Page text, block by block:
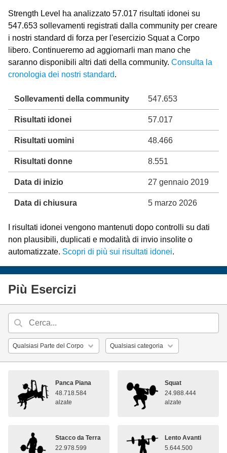
Strength Level ha analizzato 57.017 risultati idonei su
547.653 sollevamenti registrati dalla community per creare
i nostri standard di forza per l'esercizio Squat a Corpo
libero. Continueremo ad aggiornarli man mano che
saranno disponibili altri dati della community. Consulta la
cronologia dei nostri standard.
Sollevamenti della community 547.653
Risultati idonei 57.017
Risultati uomini 48.466
Risultati donne 8.551
Data di inizio 27 gennaio 2019
Data di chiusura 5 marzo 2026
I risultati idonei vengono mantenuti dopo controlli su dati
non plausibili, duplicati e modalità di invio insolite o
automatizzate. Scopri di più sui risultati idonei.
Più Esercizi
Panca Piana
48.718.584
alzate
Squat
24.988.444
alzate
Stacco da Terra
22.978.599
Lento Avanti
5.644.500